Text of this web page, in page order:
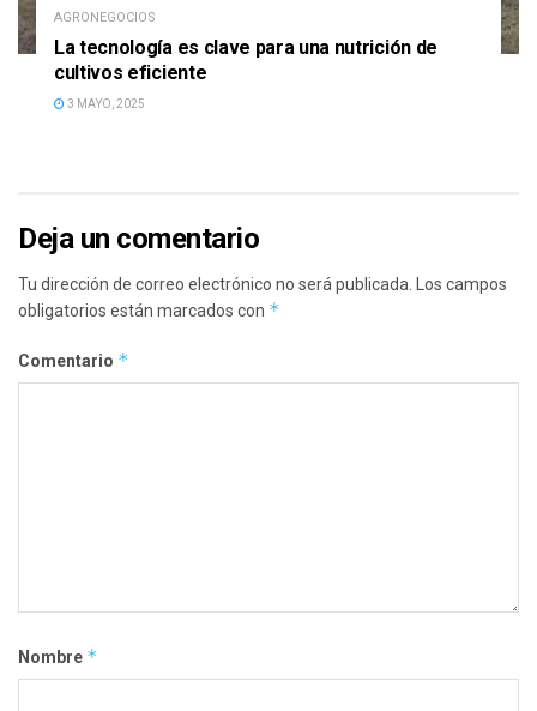
AGRONEGOCIOS
La tecnología es clave para una nutrición de
cultivos eficiente
3 MAYO, 2025
Deja un comentario
Tu dirección de correo electrónico no será publicada.
Los campos
obligatorios están marcados con *
Comentario *
Nombre *